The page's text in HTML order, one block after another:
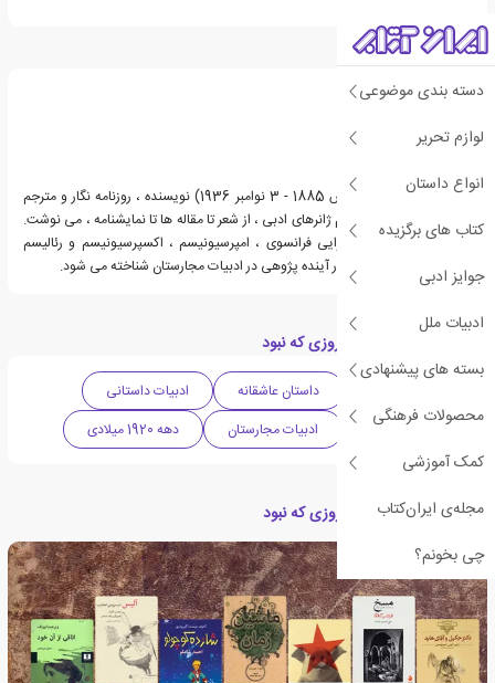
دسته بندی موضوعی
لوازم تحریر
انواع داستان
کتاب های برگزیده
جوایز ادبی
ادبیات ملل
بسته های پیشنهادی
محصولات فرهنگی
کمک آموزشی
مجله‌ی ایران‌کتاب
چی بخونم؟
درباره دژو کوستولنیی
دژو کوستولنیی (29 مارس 1885 - 3 نوامبر 1936) نویسنده ، روزنامه نگار و مترجم
مجارستانی بود. او در تمام ژانرهای ادبی ، از شعر تا مقاله ها تا نمایشنامه ، می نوشت.
او سبک خود را از نمادگرایی فرانسوی ، امپرسیونیسم ، اکسپرسیونیسم و ​​رئالیسم
روانشناختی ساخت. او پدر آینده پژوهی در ادبیات مجارستان شناخته می شود.
دسته بندی های کتاب روزی که نبود
داستان عاشقانه
ادبیات داستانی
ادبیات کلاسیک
ادبیات مجارستان دهه 1920 میلادی
مقالات مرتبط با کتاب روزی که نبود